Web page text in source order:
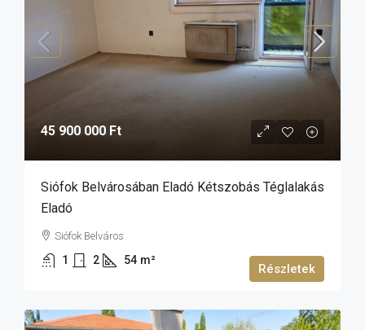
45 900 000 Ft
Siófok Belvárosában Eladó Kétszobás Téglalakás
Eladó
Siófok Belváros
1 2 54 m²
Részletek